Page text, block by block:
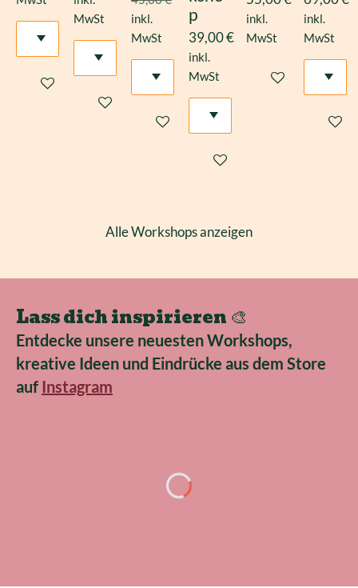
In den Warenkorb
MwSt
In den Warenkorb
inkl.
MwSt
In den Warenkorb
p
39,00 €
inkl.
MwSt
In den Warenkorb
inkl.
MwSt
Bei
inkl.
MwSt
In den
Alle Workshops anzeigen
Lass dich inspirieren 🎨
Entdecke unsere neuesten Workshops,
kreative Ideen und Eindrücke aus dem Store
auf Instagram